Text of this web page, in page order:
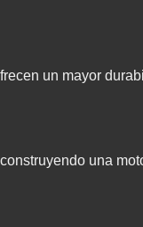
un mayor
una